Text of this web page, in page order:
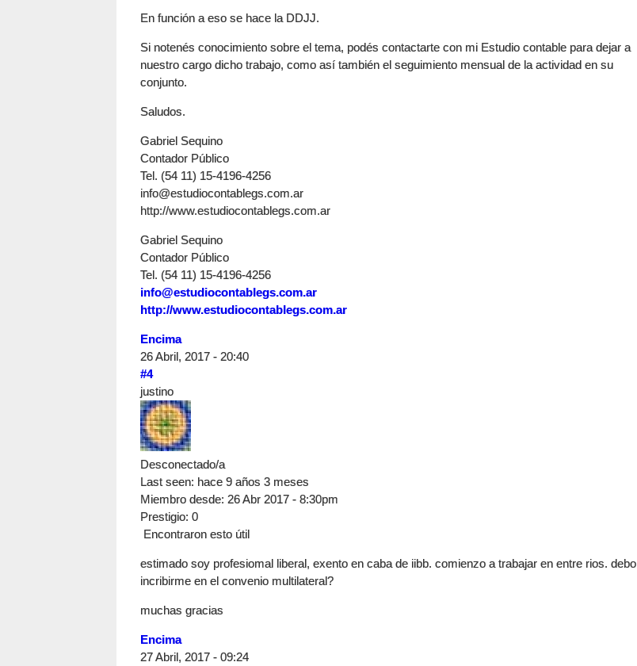
En función a eso se hace la DDJJ.
Si notenés conocimiento sobre el tema, podés contactarte con mi Estudio contable para dejar a
nuestro cargo dicho trabajo, como así también el seguimiento mensual de la actividad en su
conjunto.
Saludos.
Gabriel Sequino
Contador Público
Tel. (54 11) 15-4196-4256
info@estudiocontablegs.com.ar
http://www.estudiocontablegs.com.ar
Gabriel Sequino
Contador Público
Tel. (54 11) 15-4196-4256
info@estudiocontablegs.com.ar
http://www.estudiocontablegs.com.ar
Encima
26 Abril, 2017 - 20:40
#4
justino
Desconectado/a
Last seen: hace 9 años 3 meses
Miembro desde: 26 Abr 2017 - 8:30pm
Prestigio: 0
Encontraron esto útil
estimado soy profesiomal liberal, exento en caba de iibb. comienzo a trabajar en entre rios. debo
incribirme en el convenio multilateral?
muchas gracias
Encima
27 Abril, 2017 - 09:24